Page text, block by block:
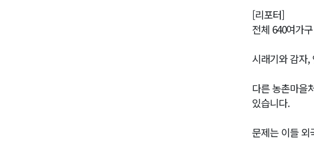
[리포터]
전체 640여가
시래기와 감자
다른 농촌마을
있습니다.
문제는 이들 외